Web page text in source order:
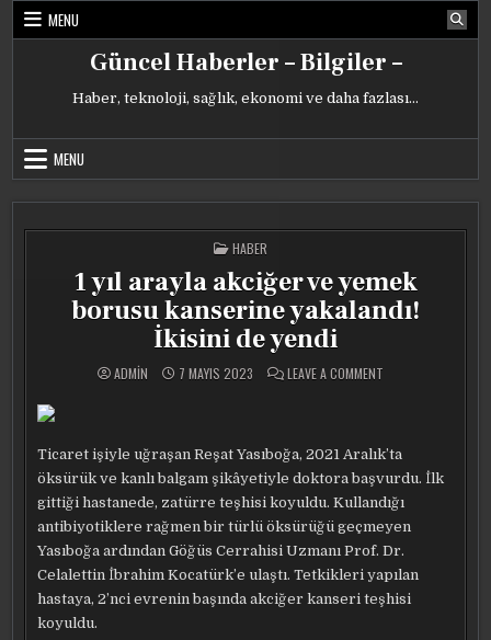
Skip
MENU
Güncel Haberler – Bilgiler –
Haber, teknoloji, sağlık, ekonomi ve daha fazlası…
MENU
POSTED
IN
HABER
1 yıl arayla akciğer ve yemek
borusu kanserine yakalandı!
İkisini de yendi
ADMIN 7 MAYIS 2023 LEAVE A COMMENTON
YEMEK
BORUSU
KANSERINE
İKISINI
DE
YENDI
Ticaret işiyle uğraşan Reşat Yasıboğa, 2021 Aralık’ta
öksürük ve kanlı balgam şikâyetiyle doktora başvurdu. İlk
gittiği hastanede, zatürre teşhisi koyuldu. Kullandığı
antibiyotiklere rağmen bir türlü öksürüğü geçmeyen
Yasıboğa ardından Göğüs Cerrahisi Uzmanı Prof. Dr.
Celalettin İbrahim Kocatürk’e ulaştı. Tetkikleri yapılan
hastaya, 2’nci evrenin başında akciğer kanseri teşhisi
koyuldu.